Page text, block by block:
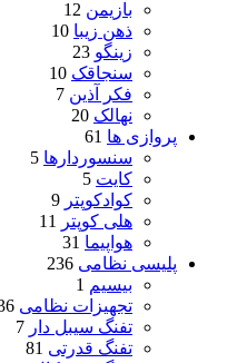
بازیمن 12
ذهن زیبا 10
زینگو
23
سنجاقک 10
فکر آذین
نهالک
20
پروازی ها
61
سنسوردارها 5
کایت 5
کوادکوپتر 9
هلی کوپتر 11
هواپیما 31
پلیسی نظامی 236
بیسیم 1
تجهیزات نظامی 36
تفنگ سیبل دار 7
تفنگ قدرتی 81